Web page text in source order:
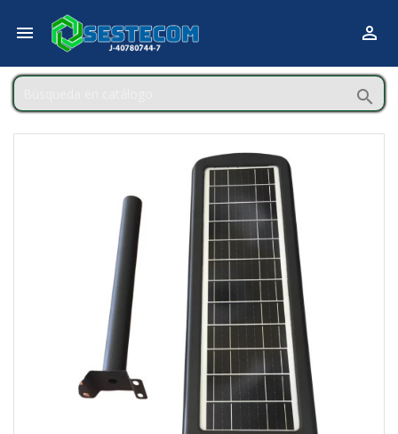
 
